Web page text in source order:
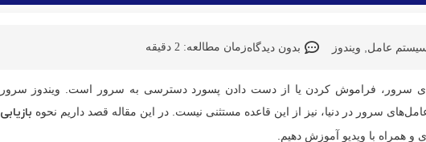
عامل ویندوز بدون دیدگاهزمان مطالعه: 2 دقیقه
سرور، فراموش کردن یا از دست دادن پسورد دسترسی به سرور است. ویندوز سرور
بازیابی
همراه با ویدیو آموزش دهیم.